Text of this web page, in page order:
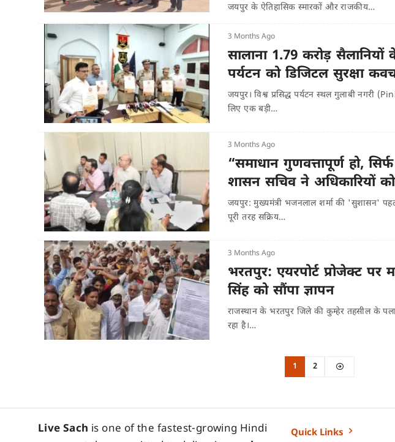
जयपुर के ऐतिहासिक स्मारकों और राजकीय…
3 Months Ago
सालाना 1.79 करोड़
पर्यटन को डिजिटल सुरक्षा
जयपुर। विश्व प्रसिद्ध पर्यटन स्थल गुलाबी
लिए एक बड़ी…
3 Months Ago
“समाधान गुणवत्तापूर्ण हो,
शासन सचिव ने अधिकारियों
जयपुर: मुख्यमंत्री भजनलाल शर्मा की 'सुशासन'
पूरी तरह सक्रिय…
3 Months Ago
भरतपुर: एयरपोर्ट प्रोजेक्ट पर
सिंह को सौंपा ज्ञापन
राजस्थान के भरतपुर जिले की कुम्हेर तहसील के पला
रहा है।…
1 2
Live Sach is one of the fastest-growing Hindi
Quick Links